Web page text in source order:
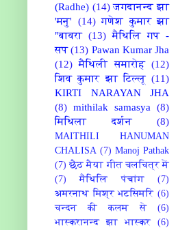
(Radhe) (14) जगदानन्द झा
'मनु'
(14) गणेश कुमार झा
"बावरा (13) मैथिलि गप -
सप (13) Pawan Kumar Jha
(12) मैथिली समारोह (12)
शिव कुमार झा टिल्लू (11)
KIRTI NARAYAN JHA
(8) mithilak samasya
(8)
मिथिला दर्शन
(8)
MAITHILI HANUMAN
CHALISA (7) Manoj Pathak
(7) छैठ मैया गीत चलचित्र में
(7)
मैथिलि पंचांग
(7)
अमरनाथ मिश्र भटसिमरि (6)
चन्दन की कलम से
(6)
भास्करानन्द झा भास्कर
(6)